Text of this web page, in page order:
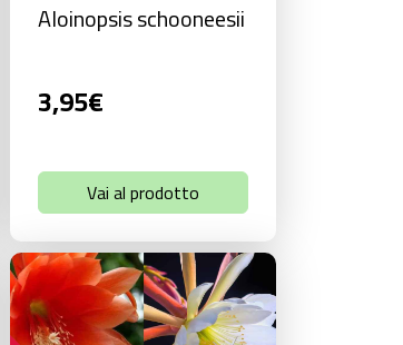
Aloinopsis schooneesii
3,95€
Vai al prodotto